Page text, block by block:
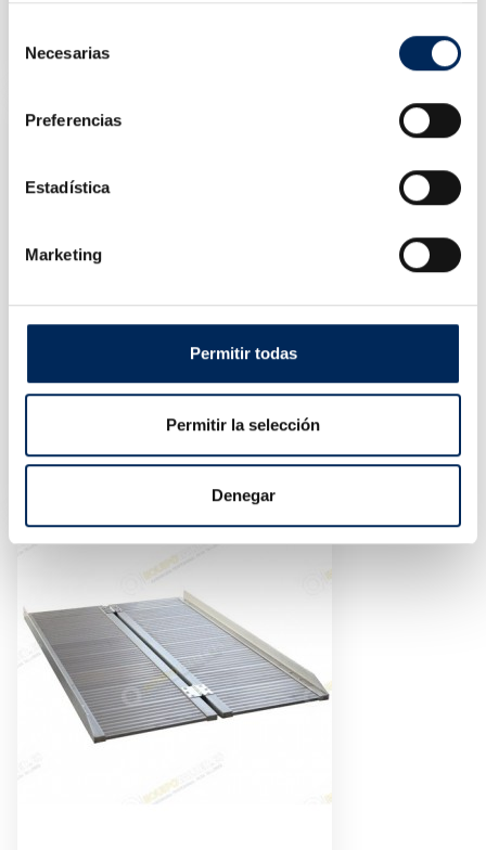
Necesarias
Preferencias
Estadística
Marketing
Permitir todas
Permitir la selección
Denegar
113,00 €Prix
Jeux De Clés, Verres Et Torx
10/TBRT1302